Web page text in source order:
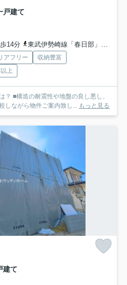
建て
14分
東武伊勢崎線「春日部」駅 徒歩20分
アフリー
収納豊富
上
し、
しながら物件ご案内致し...
もっと見る
建て